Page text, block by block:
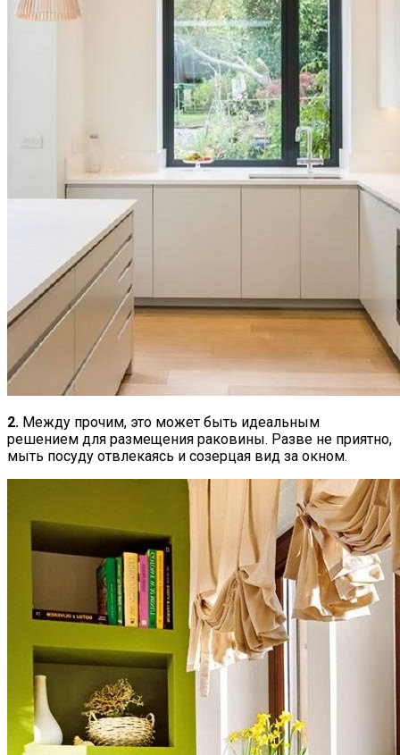
2. Между прочим, это может быть идеальным
решением для размещения раковины. Разве не приятно,
мыть посуду отвлекаясь и созерцая вид за окном.